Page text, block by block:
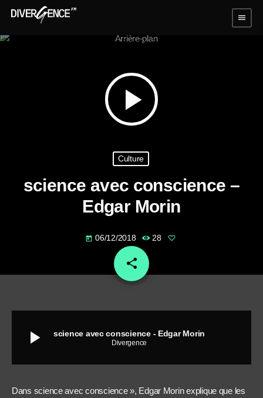
menu
play_arrow
Culture
science avec conscience –
Edgar Morin
today 06/12/2018 28
share
email
play_arrow science avec conscience - Edgar Morin
Divergence
Dans science avec conscience », Edgar Morin explique que les